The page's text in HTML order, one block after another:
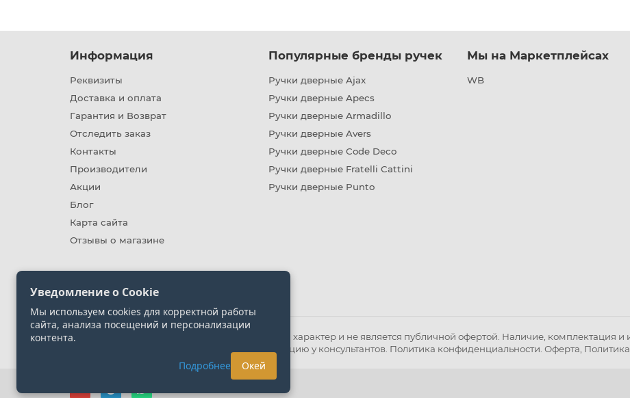
Информация
Реквизиты
Доставка и оплата
Гарантия и Возврат
Отследить заказ
Контакты
Производители
Акции
Блог
Карта сайта
Отзывы о магазине
Популярные бренды ручек
Ручки дверные Ajax
Ручки дверные Apecs
Ручки дверные Armadillo
Ручки дверные Avers
Ручки дверные Code Deco
Ручки дверные Fratelli Cattini
Ручки дверные Punto
Мы на Маркетплейсах
WB
Информация на сайте носит ознакомительный характер и не является публичной офертой. Наличие, комплектация и
представленных на сайте. Уточняйте информацию у консультантов. Политика конфиденциальности Оферта
Уведомление о Cookie
Мы используем cookies для корректной работы
сайта, анализа посещений и персонализации
контента.
Подробнее Окей